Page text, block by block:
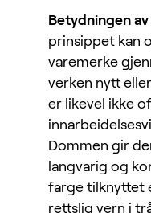
Betydningen
prinsippet kan
varemerke
verken nytt
er likevel ikke
Dommen gir
langvarig og
farge tilknyttet
rettslig vern i